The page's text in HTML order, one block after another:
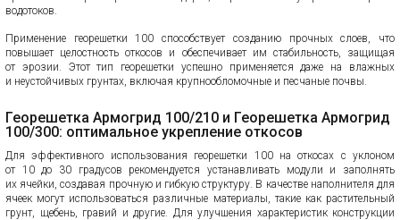
водотоков.
Применение георешетки 100 способствует созданию прочных слоев, что
повышает целостность откосов и обеспечивает им стабильность, защищая
от эрозии. Этот тип георешетки успешно применяется даже на влажных
и неустойчивых грунтах, включая крупнообломочные и песчаные почвы.
Георешетка Армогрид 100/210 и Георешетка Армогрид
100/300: оптимальное укрепление откосов
Для эффективного использования георешетки 100 на откосах с уклоном
от 10 до 30 градусов рекомендуется устанавливать модули и заполнять
их ячейки, создавая прочную и гибкую структуру. В качестве наполнителя для
ячеек могут использоваться различные материалы, такие как растительный
грунт, щебень, гравий и другие. Для улучшения характеристик конструкции